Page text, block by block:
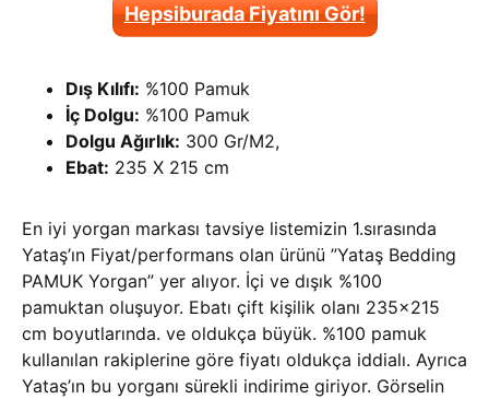
Hepsiburada Fiyatını Gör!
Dış Kılıfı: %100 Pamuk
İç Dolgu: %100 Pamuk
Dolgu Ağırlık: 300 Gr/M2,
Ebat: 235 X 215 cm
En iyi yorgan markası tavsiye listemizin 1.sırasında
Yataş’ın Fiyat/performans olan ürünü ”Yataş Bedding
PAMUK Yorgan” yer alıyor. İçi ve dışık %100
pamuktan oluşuyor. Ebatı çift kişilik olanı 235×215
cm boyutlarında. ve oldukça büyük. %100 pamuk
kullanılan rakiplerine göre fiyatı oldukça iddialı. Ayrıca
Yataş’ın bu yorganı sürekli indirime giriyor. Görselin